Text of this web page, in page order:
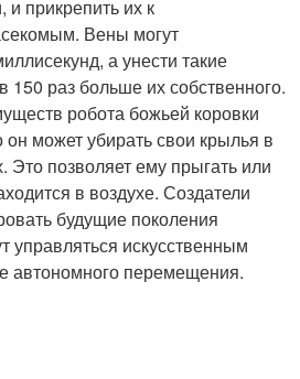
прикрепить их к
Вены могут
а унести такие
150 раз больше их собственного.
робота божьей коровки
он может убирать свои крылья в
Это позволяет ему прыгать или
в воздухе. Создатели
будущие поколения
управляться искусственным
автономного перемещения.